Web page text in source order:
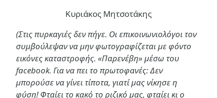
Κυριάκος Μητσοτάκης
(Στις πυρκαγιές δεν πήγε. Οι επικοινωνιολόγοι τον
συμβούλεψαν να μην φωτογραφίζεται με φόντο
εικόνες καταστροφής. «Παρενέβη» μέσω του
facebook. Για να πει το πρωτοφανές: Δεν
μπορούσε να γίνει τίποτα, γιατί μας νίκησε η
φύση! Φταίει το κακό το ριζικό μας, φταίει κι ο